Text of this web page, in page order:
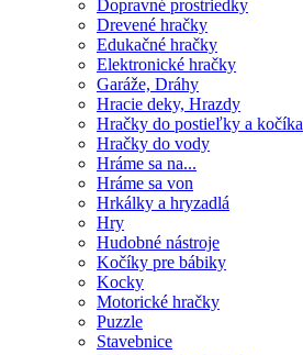
Dopravné prostriedky
Drevené hračky
Edukačné hračky
Elektronické hračky
Garáže, Dráhy
Hracie deky, Hrazdy
Hračky do postieľky a kočíka
Hračky do vody
Hráme sa na...
Hráme sa von
Hrkálky a hryzadlá
Hry
Hudobné nástroje
Kočíky pre bábiky
Kocky
Motorické hračky
Puzzle
Stavebnice